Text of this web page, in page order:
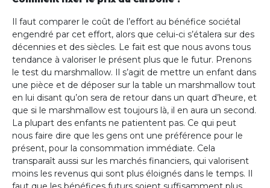
Il faut comparer le coût de l’effort au bénéfice sociétal
engendré par cet effort, alors que celui-ci s’étalera sur des
décennies et des siècles. Le fait est que nous avons tous
tendance à valoriser le présent plus que le futur. Prenons
le test du marshmallow. Il s’agit de mettre un enfant dans
une pièce et de déposer sur la table un marshmallow tout
en lui disant qu’on sera de retour dans un quart d’heure, et
que si le marshmallow est toujours là, il en aura un second.
La plupart des enfants ne patientent pas. Ce qui peut
nous faire dire que les gens ont une préférence pour le
présent, pour la consommation immédiate. Cela
transparaît aussi sur les marchés financiers, qui valorisent
moins les revenus qui sont plus éloignés dans le temps. Il